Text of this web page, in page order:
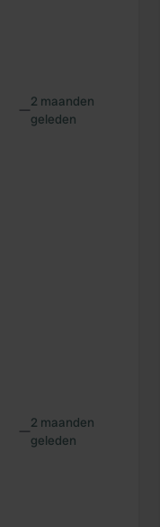
—2 maanden
geleden
—2 maanden
geleden